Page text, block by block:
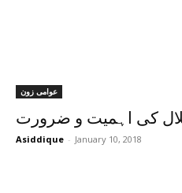
عوامی زون
کی اہمیت و ضرورت
Asiddique - January 10, 2018